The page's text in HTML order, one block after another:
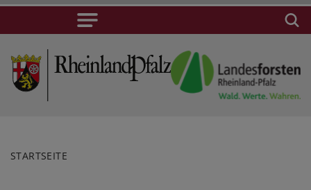
STARTSEITE